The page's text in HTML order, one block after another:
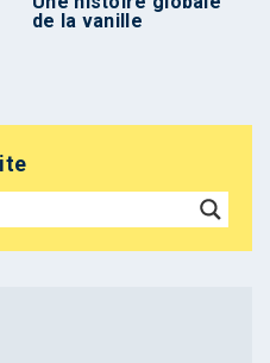
de la vanille